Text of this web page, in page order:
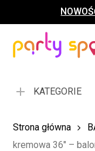
to
content
Koszyk
KATEGORIE
Strona główna
kremowa 36″ –